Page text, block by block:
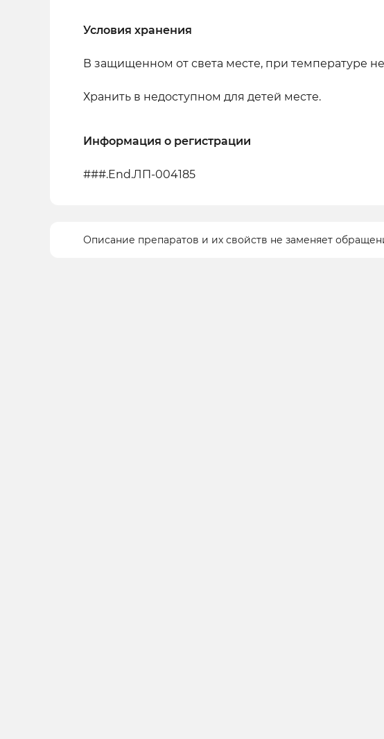
Условия хранения
В защищенном от света месте, при температуре
Хранить в недоступном для детей месте.
Информация о регистрации
###.End.ЛП-004185
Описание препаратов и их свойств не заменяет